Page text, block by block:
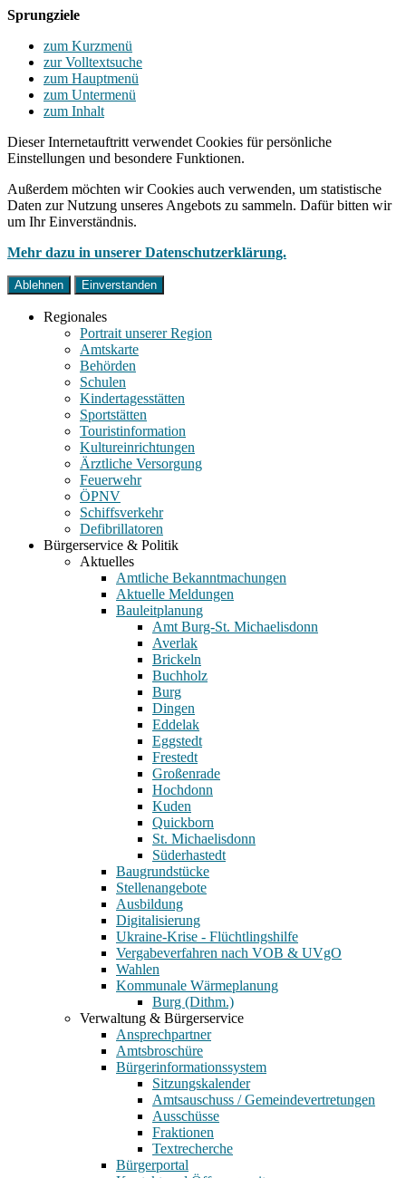
Sprungziele
zum Kurzmenü
zur Volltextsuche
zum Hauptmenü
zum Untermenü
zum Inhalt
Dieser Internetauftritt verwendet Cookies für persönliche
Einstellungen und besondere Funktionen.
Außerdem möchten wir Cookies auch verwenden, um statistische
Daten zur Nutzung unseres Angebots zu sammeln. Dafür bitten wir
um Ihr Einverständnis.
Mehr dazu in unserer Datenschutzerklärung.
Ablehnen Einverstanden
Regionales
Portrait unserer Region
Amtskarte
Behörden
Schulen
Kindertagesstätten
Sportstätten
Touristinformation
Kultureinrichtungen
Ärztliche Versorgung
Feuerwehr
ÖPNV
Schiffsverkehr
Defibrillatoren
Bürgerservice & Politik
Aktuelles
Amtliche Bekanntmachungen
Aktuelle Meldungen
Bauleitplanung
Amt Burg-St. Michaelisdonn
Averlak
Brickeln
Buchholz
Burg
Dingen
Eddelak
Eggstedt
Frestedt
Großenrade
Hochdonn
Kuden
Quickborn
St. Michaelisdonn
Süderhastedt
Baugrundstücke
Stellenangebote
Ausbildung
Digitalisierung
Ukraine-Krise - Flüchtlingshilfe
Vergabeverfahren nach VOB & UVgO
Wahlen
Kommunale Wärmeplanung
Burg (Dithm.)
Verwaltung & Bürgerservice
Ansprechpartner
Amtsbroschüre
Bürgerinformationssystem
Sitzungskalender
Amtsauschuss / Gemeindevertretungen
Ausschüsse
Fraktionen
Textrecherche
Bürgerportal